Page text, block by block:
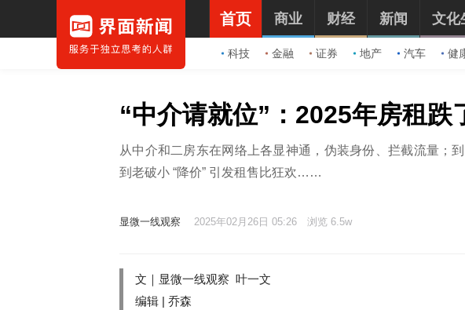
首页
科技 金融 证券 地产 汽车 健
商业 财经 新闻 文化
“中介请就位”：2025年房租跌
从中介和二房东在网络上各显神通，伪装身份、拦截流量；
到老破小 “降价” 引发租售比狂欢……
显微一线观察 2025年02月26日 05:26 浏览 6.5w
文｜显微一线观察 叶一文
编辑 | 乔森